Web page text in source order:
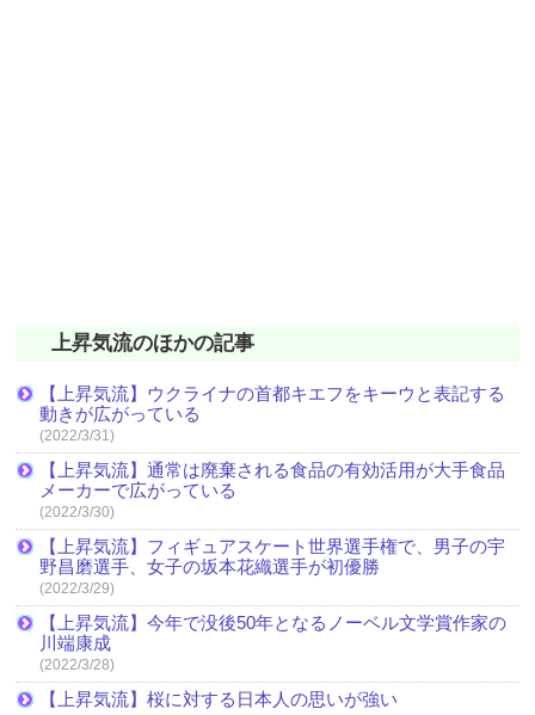
上昇気流のほかの記事
【上昇気流】ウクライナの首都キエフをキーウと表記する
動きが広がっている
(2022/3/31)
【上昇気流】通常は廃棄される食品の有効活用が大手食品
メーカーで広がっている
(2022/3/30)
【上昇気流】フィギュアスケート世界選手権で、男子の宇
野昌磨選手、女子の坂本花織選手が初優勝
(2022/3/29)
【上昇気流】今年で没後50年となるノーベル文学賞作家の
川端康成
(2022/3/28)
【上昇気流】桜に対する日本人の思いが強い